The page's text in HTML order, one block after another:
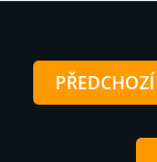
PŘEDCHOZÍ